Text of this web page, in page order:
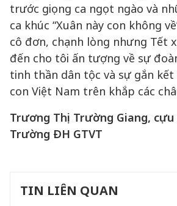
trước giọng ca ngọt ngào và
ca khúc “Xuân này con không
cô đơn, chạnh lòng nhưng Tết
đến cho tôi ấn tượng về sự
tinh thần dân tộc và sự gắn
con Việt Nam trên khắp các
Trương Thị Trường Giang, cựu
Trường ĐH GTVT
TIN LIÊN QUAN